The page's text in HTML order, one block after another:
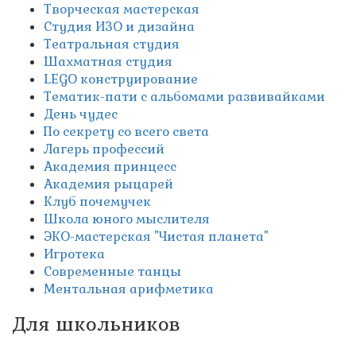
Творческая мастерская
Студия ИЗО и дизайна
Театральная студия
Шахматная студия
LEGO конструирование
Тематик-пати с альбомами развивайками
День чудес
По секрету со всего света
Лагерь профессий
Академия принцесс
Академия рыцарей
Клуб почемучек
Школа юного мыслителя
ЭКО-мастерская "Чистая планета"
Игротека
Современные танцы
Ментальная арифметика
Для школьников